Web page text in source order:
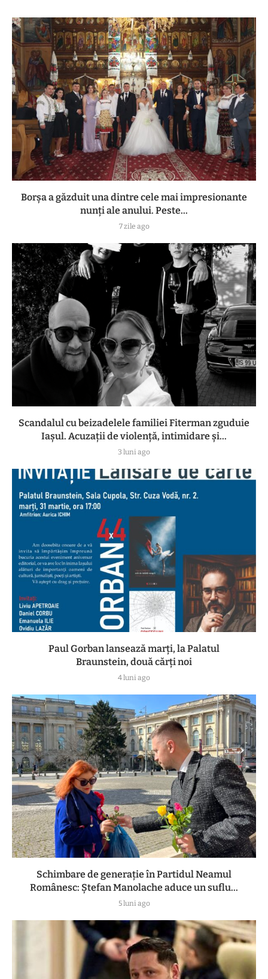
Borșa a găzduit una dintre cele mai impresionante
nunți ale anului. Peste...
7 zile ago
Scandalul cu beizadelele familiei Fiterman zguduie
Iașul. Acuzații de violență, intimidare și...
3 luni ago
Paul Gorban lansează marți, la Palatul
Braunstein, două cărți noi
4 luni ago
Schimbare de generație în Partidul Neamul
Românesc: Ștefan Manolache aduce un suflu...
5 luni ago